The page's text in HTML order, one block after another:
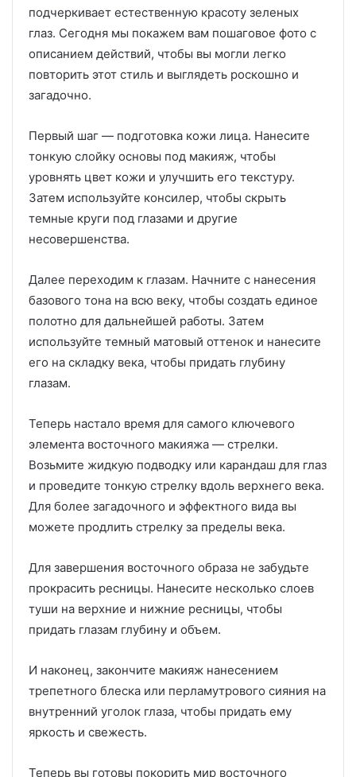
подчеркивает естественную красоту зеленых
глаз. Сегодня мы покажем вам пошаговое фото с
описанием действий, чтобы вы могли легко
повторить этот стиль и выглядеть роскошно и
загадочно.
Первый шаг — подготовка кожи лица. Нанесите
тонкую слойку основы под макияж, чтобы
уровнять цвет кожи и улучшить его текстуру.
Затем используйте консилер, чтобы скрыть
темные круги под глазами и другие
несовершенства.
Далее переходим к глазам. Начните с нанесения
базового тона на всю веку, чтобы создать единое
полотно для дальнейшей работы. Затем
используйте темный матовый оттенок и нанесите
его на складку века, чтобы придать глубину
глазам.
Теперь настало время для самого ключевого
элемента восточного макияжа — стрелки.
Возьмите жидкую подводку или карандаш для глаз
и проведите тонкую стрелку вдоль верхнего века.
Для более загадочного и эффектного вида вы
можете продлить стрелку за пределы века.
Для завершения восточного образа не забудьте
прокрасить ресницы. Нанесите несколько слоев
туши на верхние и нижние ресницы, чтобы
придать глазам глубину и объем.
И наконец, закончите макияж нанесением
трепетного блеска или перламутрового сияния на
внутренний уголок глаза, чтобы придать ему
яркость и свежесть.
Теперь вы готовы покорить мир восточного